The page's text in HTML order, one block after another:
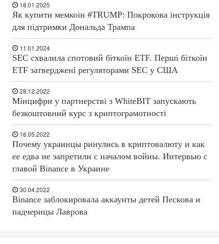
18.01.2025
Як купити мемкоін #TRUMP: Покрокова інструкція
для підтримки Дональда Трампа
11.01.2024
SEC схвалила спотовий біткоїн ETF. Перші біткоїн
ETF затверджені регуляторами SEC у США
28.12.2022
Мінцифри у партнерстві з WhiteBIT запускають
безкоштовний курс з криптограмотності
18.05.2022
Почему украинцы ринулись в криптовалюту и как
ее едва не запретили с началом войны. Интервью с
главой Binance в Украине
30.04.2022
Binance заблокировала аккаунты детей Пескова и
падчерицы Лаврова